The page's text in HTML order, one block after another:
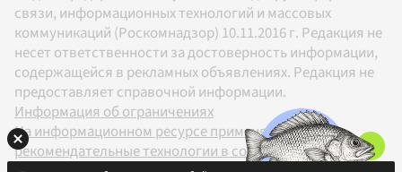
связи, информационных технологий и массовых
коммуникаций (Роскомнадзор) 10.11.2016 г. Редакция не
несет ответственности за достоверность информации,
содержащейся в рекламных объявлениях. Редакция не
предоставляет справочной информации.
Информация об ограничениях
На информационном ресурсе применяются
рекомендательные технологии в соответствии с